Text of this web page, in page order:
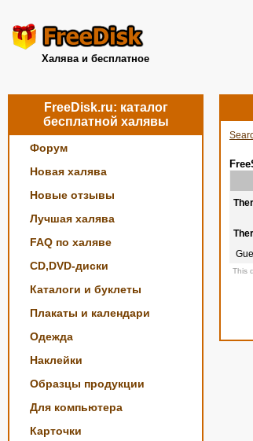
Халява и бесплатное
FreeDisk.ru: каталог
бесплатной халявы
Форум
Новая халява
Новые отзывы
Лучшая халява
FAQ по халяве
CD,DVD-диски
Каталоги и буклеты
Плакаты и календари
Одежда
Наклейки
Образцы продукции
Для компьютера
Карточки
This